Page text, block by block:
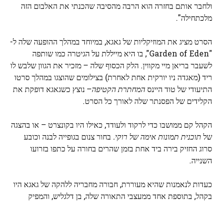
ולחבר אותם בחזרה הוא הרבה מהסיבה שהכנתי את האלבום הזה
מלכתחילה".
הסרט מציג את המוזיקליות של גאגא, במיוחד במהלך ההופעה שלה ל-
"Garden of Eden", בו היא מייללת על הגיטרה כמו שותפה
לשעבר בריאן מיי מקווין. הלק הכסוף שלה – מזכיר את הגוון שלבש לו
ריד (מאגדה ניו יורקית אחת לאחרת) בצילומים שהוצגו במהלך סרטו
התיעודי של טוד היינסהמחתרת הקטיפה– נוצץ כשגאגא דופקת את
הקלידים של הפסנתר שלה לאורך כל הסרט.
הקהל קם ממושבו כדי לרקוד ולעודד, כאילו היו בקונצרט – או בהצגה
של תוכנית תמונות אימה של רוקי. בחור צנום בגופייה לבנה וכובע
סרוג החזיק בירה ביד אחת בזמן שהרים בחורה על כתפו בזרועו
השנייה.
כעדות לנאמנות שהיא מעוררת, חבורה מחבריה ללהקה של גאגא היו
בקהל, בתוספת אחד ממעצבי התאורה שלה, בן דלגליש, והמפיק